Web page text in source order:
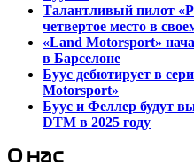
Талантливый пилот
четвертое место в
«Land Motorsport»
в Барселоне
Буус дебютирует в
Motorsport»
Буус и Феллер будут
DTM в 2025 году
О нас